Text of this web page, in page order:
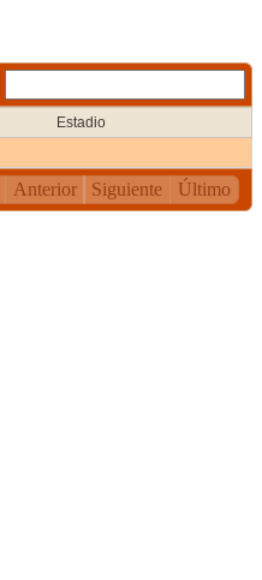
Estadio
Anterior Siguiente Último